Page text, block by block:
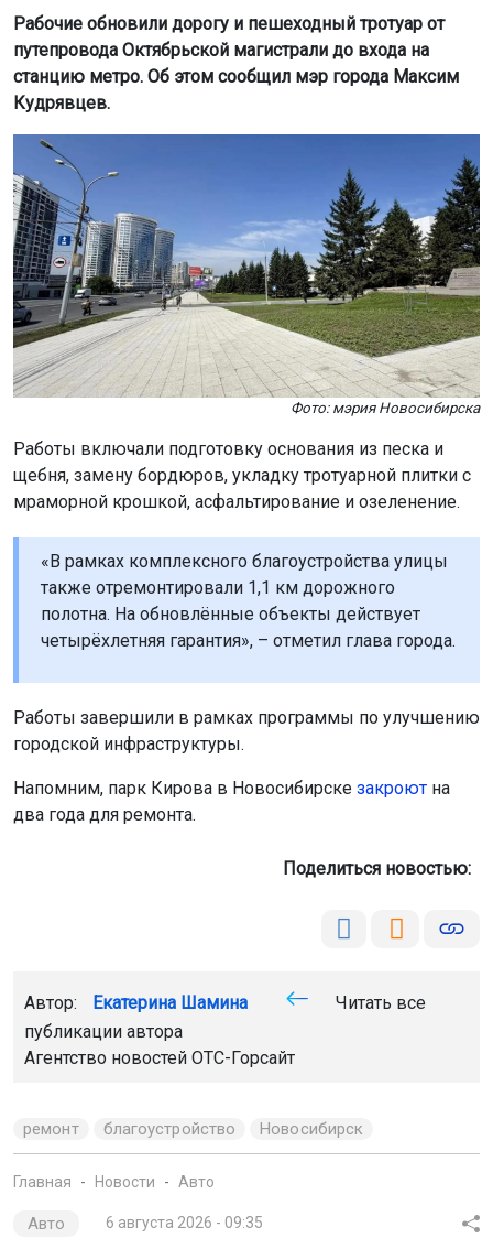
Рабочие обновили дорогу и пешеходный тротуар от
путепровода Октябрьской магистрали до входа на
станцию метро. Об этом сообщил мэр города Максим
Кудрявцев.
Фото: мэрия Новосибирска
Работы включали подготовку основания из песка и
щебня, замену бордюров, укладку тротуарной плитки с
мраморной крошкой, асфальтирование и озеленение.
«В рамках комплексного благоустройства улицы
также отремонтировали 1,1 км дорожного
полотна. На обновлённые объекты действует
четырёхлетняя гарантия», – отметил глава города.
Работы завершили в рамках программы по улучшению
городской инфраструктуры.
Напомним, парк Кирова в Новосибирске закроют на
два года для ремонта.
Поделиться новостью:
Автор: Екатерина Шамина
Читать все
публикации автора
Агентство новостей ОТС-Горсайт
ремонт благоустройство Новосибирск
Главная Новости Авто
Авто 6 августа 2026 - 09:35